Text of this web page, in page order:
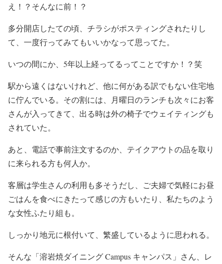
え！？そんなに前！？
多分開店したての頃、チラシがポスティングされたりし
て、一度行ってみてもいいかなって思ってた。
いつの間にか、5年以上経ってるってことですか！？笑
駅から遠くはないけれど、他に何がある訳でもない住宅地
に佇んでいる。その割には、月曜日のランチも次々にお客
さんが入ってきて、出る時は外の椅子でウェイティングも
されていた。
あと、電話で事前注文するのか、テイクアウトの品を取り
に来られる方も何人か。
客層は学生さんの利用も多そうだし、ご夫婦で気軽にお昼
ごはんを食べにきたって感じの方もいたり、私たちのよう
な女性ふたり組も。
しっかり地元に根付いて、繁盛しているように思われる。
そんな「溶岩焼ダイニング Campus キャンパス」さん、レ